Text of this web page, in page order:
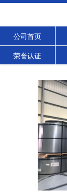
公司首页
荣誉认证